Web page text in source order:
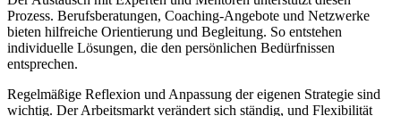
Prozess. Berufsberatungen, Coaching-Angebote und Netzwerke
bieten hilfreiche Orientierung und Begleitung. So entstehen
individuelle Lösungen, die den persönlichen Bedürfnissen
entsprechen.
Regelmäßige Reflexion und Anpassung der eigenen Strategie sind
wichtig. Der Arbeitsmarkt verändert sich ständig, und Flexibilität